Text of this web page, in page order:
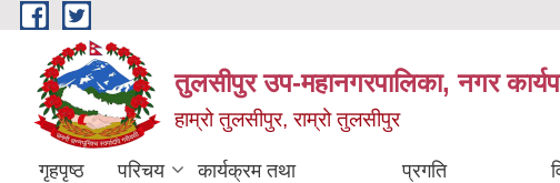
Skip to main content
तुलसीपुर उप-महानगरपालिका, नगर
हाम्रो तुलसीपुर, राम्रो तुलसीपुर
गृहपृष्ठ परिचय कार्यक्रम तथा प्रगति